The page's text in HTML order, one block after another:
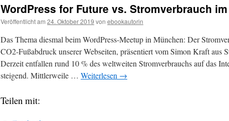
WordPress for Future vs. Stromverbrauch
Veröffentlicht am 24. Oktober 2019 von ebookautorin
Das Thema diesmal beim WordPress-Meetup in München: Der
CO2-Fußabdruck unserer Webseiten, präsentiert vom Simon Kraft aus
Derzeit entfallen rund 10 % des weltweiten Stromverbrauchs auf das
steigend. Mittlerweile … Weiterlesen →
Teilen mit: